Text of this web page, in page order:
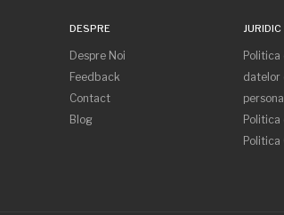
DESPRE
Despre Noi
Feedback
Contact
Blog
JURIDIC
Politica
datelor
Politica